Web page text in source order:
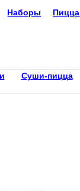
Наборы Пицца
Суши-пицца